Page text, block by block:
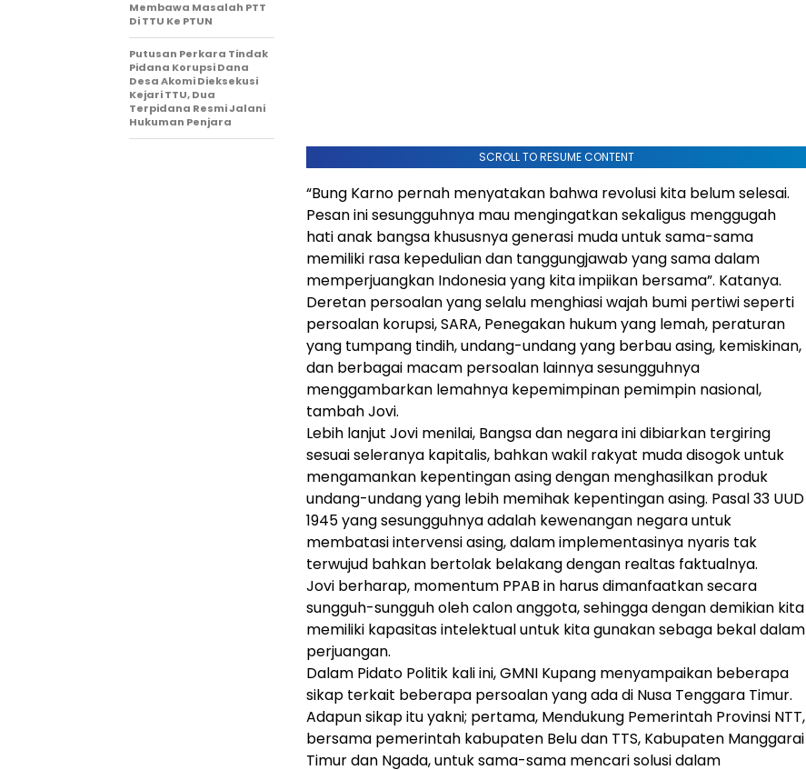
SCROLL TO RESUME CONTENT
“Bung Karno pernah menyatakan bahwa revolusi kita belum selesai.
Pesan ini sesungguhnya mau mengingatkan sekaligus menggugah
hati anak bangsa khususnya generasi muda untuk sama-sama
memiliki rasa kepedulian dan tanggungjawab yang sama dalam
memperjuangkan Indonesia yang kita impiikan bersama”. Katanya.
Deretan persoalan yang selalu menghiasi wajah bumi pertiwi seperti
persoalan korupsi, SARA, Penegakan hukum yang lemah, peraturan
yang tumpang tindih, undang-undang yang berbau asing, kemiskinan,
dan berbagai macam persoalan lainnya sesungguhnya
menggambarkan lemahnya kepemimpinan pemimpin nasional,
tambah Jovi.
Lebih lanjut Jovi menilai, Bangsa dan negara ini dibiarkan tergiring
sesuai seleranya kapitalis, bahkan wakil rakyat muda disogok untuk
mengamankan kepentingan asing dengan menghasilkan produk
undang-undang yang lebih memihak kepentingan asing. Pasal 33 UUD
1945 yang sesungguhnya adalah kewenangan negara untuk
membatasi intervensi asing, dalam implementasinya nyaris tak
terwujud bahkan bertolak belakang dengan realtas faktualnya.
Jovi berharap, momentum PPAB in harus dimanfaatkan secara
sungguh-sungguh oleh calon anggota, sehingga dengan demikian kita
memiliki kapasitas intelektual untuk kita gunakan sebaga bekal dalam
perjuangan.
Dalam Pidato Politik kali ini, GMNI Kupang menyampaikan beberapa
sikap terkait beberapa persoalan yang ada di Nusa Tenggara Timur.
Adapun sikap itu yakni; pertama, Mendukung Pemerintah Provinsi NTT,
bersama pemerintah kabupaten Belu dan TTS, Kabupaten Manggarai
Timur dan Ngada, untuk sama-sama mencari solusi dalam
Membawa Masalah PTT
Di TTU Ke PTUN
Putusan Perkara Tindak
Pidana Korupsi Dana
Desa Akomi Dieksekusi
Kejari TTU, Dua
Terpidana Resmi Jalani
Hukuman Penjara